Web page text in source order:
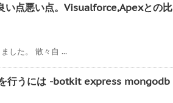
点悪い点。Visualforce,Apexとの比
した。 散々自 ...
行うには -botkit express mongodb